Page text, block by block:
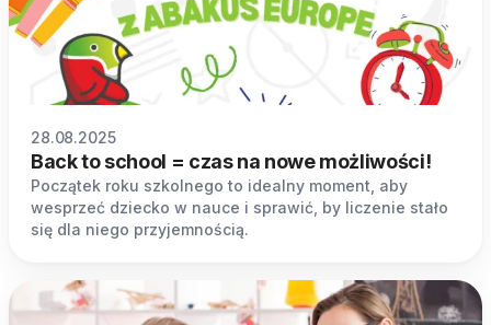
28.08.2025
Back to school = czas na nowe możliwości!
Początek roku szkolnego to idealny moment, aby
wesprzeć dziecko w nauce i sprawić, by liczenie stało
się dla niego przyjemnością.